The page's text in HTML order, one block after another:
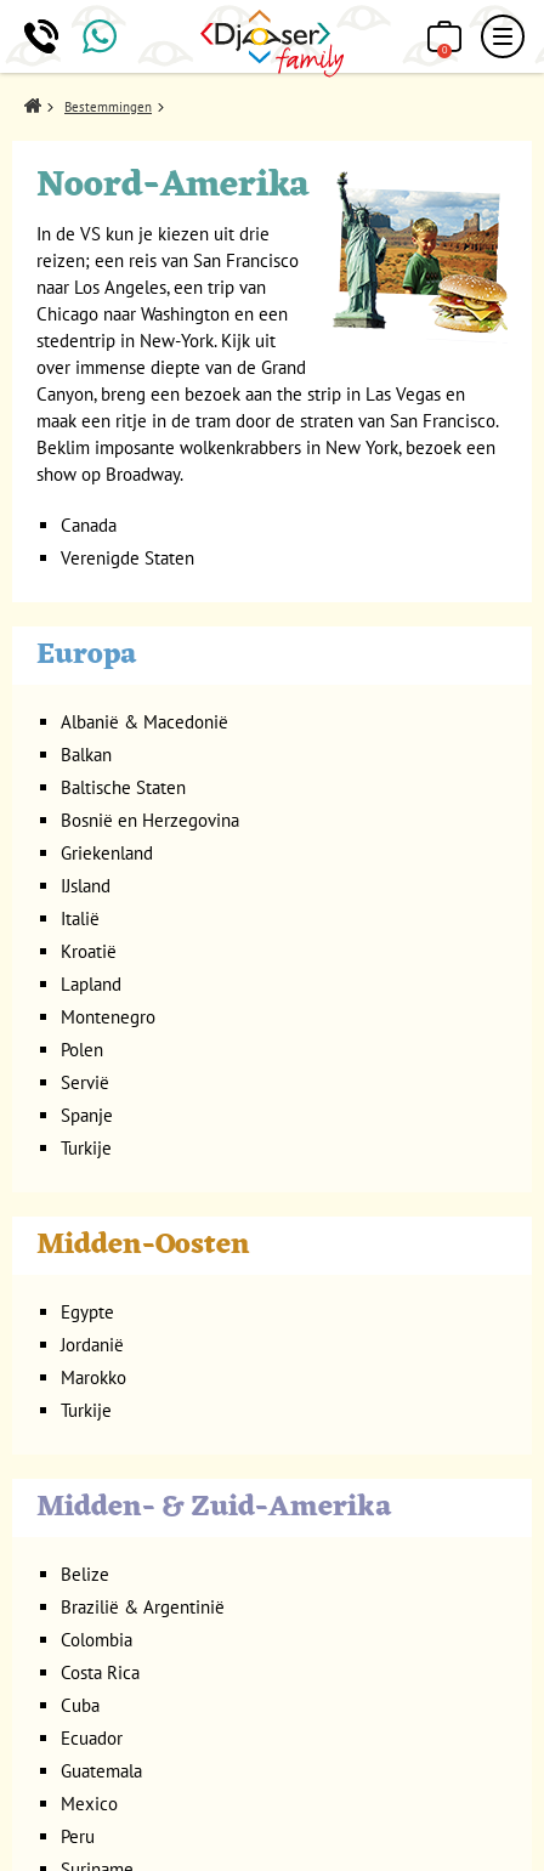
0
Home Bestemmingen
Noord-Amerika
In de VS kun je kiezen uit drie
reizen; een reis van San Francisco
naar Los Angeles, een trip van
Chicago naar Washington en een
stedentrip in New-York. Kijk uit
over immense diepte van de Grand
Canyon, breng een bezoek aan the strip in Las Vegas en
maak een ritje in de tram door de straten van San Francisco.
Beklim imposante wolkenkrabbers in New York, bezoek een
show op Broadway.
Canada
Verenigde Staten
Europa
Albanië & Macedonië
Balkan
Baltische Staten
Bosnië en Herzegovina
Griekenland
IJsland
Italië
Kroatië
Lapland
Montenegro
Polen
Servië
Spanje
Turkije
Midden-Oosten
Egypte
Jordanië
Marokko
Turkije
Midden- & Zuid-Amerika
Belize
Brazilië & Argentinië
Colombia
Costa Rica
Cuba
Ecuador
Guatemala
Mexico
Peru